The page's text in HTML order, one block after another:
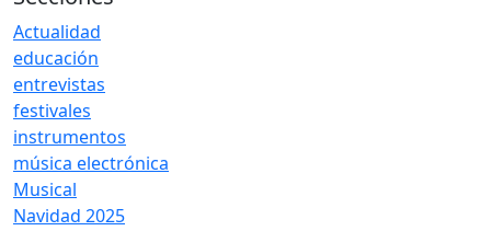
Actualidad
educación
entrevistas
festivales
instrumentos
música electrónica
Musical
Navidad 2025